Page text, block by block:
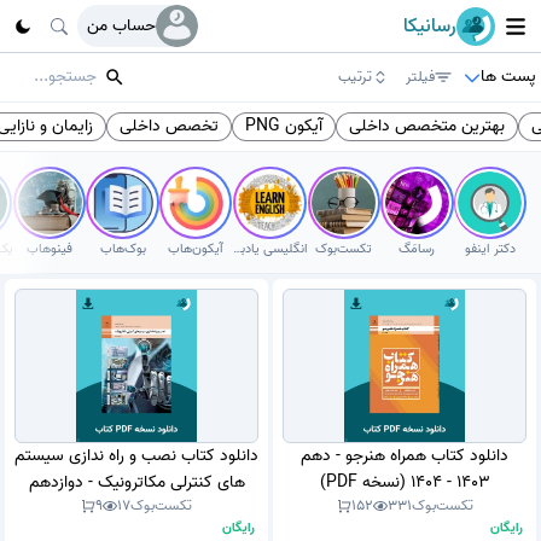
رسانیکا
حساب من
پست ها
فیلتر ترتیب
بهترین متخصص داخلی آیکون PNG تخصص داخلی زایمان و
دکتر اینفو رسامَگ تکست‌بوک انگلیسی یادبگیر آیکون‌هاب بوک‌هاب فینوهاب
دانلود کتاب همراه هنرجو - دهم
1403 - 1404 (نسخه PDF)
تکست‌بوک331
152
رایگان
دانلود کتاب نصب و راه ندازی سیستم
های کنترلی مکاترونیک - دوازدهم
1404 - 1405 (نسخه PDF)تکست‌بوک17
9
رایگان